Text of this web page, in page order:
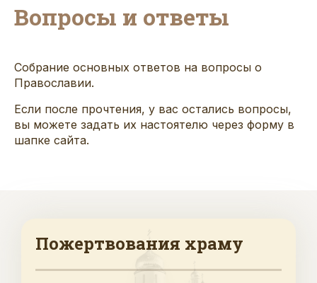
Вопросы и ответы
Собрание основных ответов на вопросы о
Православии.
Если после прочтения, у вас остались вопросы,
вы можете задать их настоятелю через форму в
шапке сайта.
Пожертвования храму